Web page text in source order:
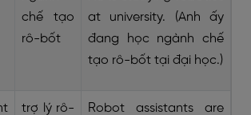
chế tạo
rô-bốt
at university. (Anh ấy
đang học ngành chế
tạo rô-bốt tại đại học.)
trợ lý rô-
Robot assistants are